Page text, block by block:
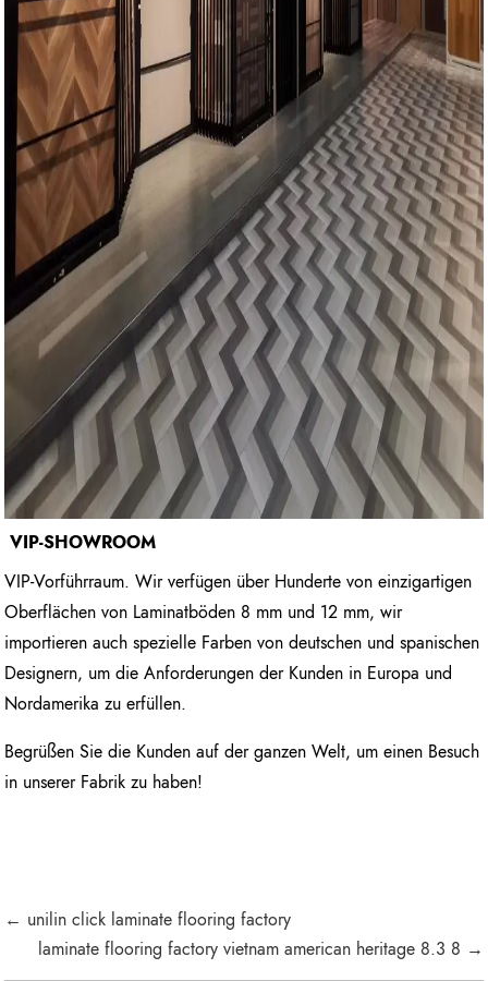
VIP-SHOWROOM
VIP-Vorführraum. Wir verfügen über Hunderte von einzigartigen
Oberflächen von Laminatböden 8 mm und 12 mm, wir
importieren auch spezielle Farben von deutschen und spanischen
Designern, um die Anforderungen der Kunden in Europa und
Nordamerika zu erfüllen.
Begrüßen Sie die Kunden auf der ganzen Welt, um einen Besuch
in unserer Fabrik zu haben!
← unilin click laminate flooring factory
laminate flooring factory vietnam american heritage 8.3 8 →